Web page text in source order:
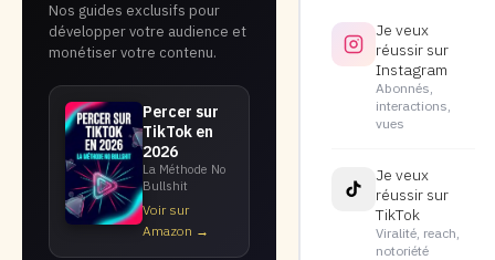
Nos guides exclusifs pour
développer votre audience et
monétiser votre contenu.
Percer sur
TikTok en
2026
La Méthode No
Bullshit
Voir sur
Amazon →
Je veux
réussir sur
Instagram
Abonnés,
interactions,
vues
Je veux
réussir sur
TikTok
Viralité, reach,
notoriété